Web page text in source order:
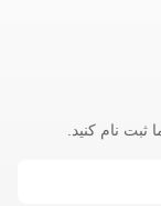
ثبت نام کنید.